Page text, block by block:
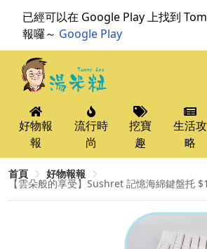
已經可以在 Google Play 上找到
報囉～ Google Play
好物報
報
流行時
尚
挖寶
趣
生活攻
略
首頁 好物報報
【雲朵般的享受】Sushret 記憶海綿鍵盤托